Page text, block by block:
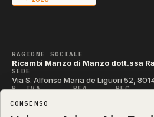
RAGIONE SOCIALE
Ricambi Manzo di Manzo dott.ssa
SEDE
Via S. Alfonso Maria de Liguori 52,
P. IVA REA PEC
CODICE SDI
T04ZHR3
CONSENSO